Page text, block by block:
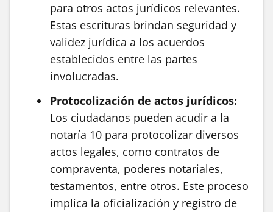
para otros actos jurídicos relevantes.
Estas escrituras brindan seguridad y
validez jurídica a los acuerdos
establecidos entre las partes
involucradas.
Protocolización de actos jurídicos:
Los ciudadanos pueden acudir a la
notaría 10 para protocolizar diversos
actos legales, como contratos de
compraventa, poderes notariales,
testamentos, entre otros. Este proceso
implica la oficialización y registro de